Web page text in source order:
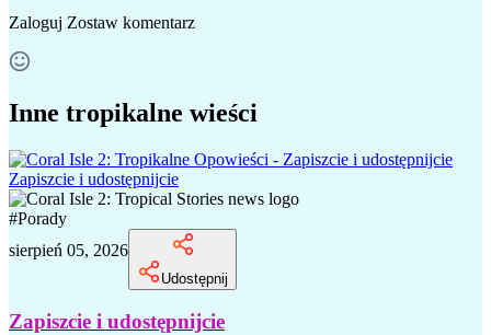
Zaloguj Zostaw komentarz
Inne tropikalne wieści
Zapiszcie i udostępnijcie
#Porady
sierpień 05, 2026
Udostępnij
Zapiszcie i udostępnijcie